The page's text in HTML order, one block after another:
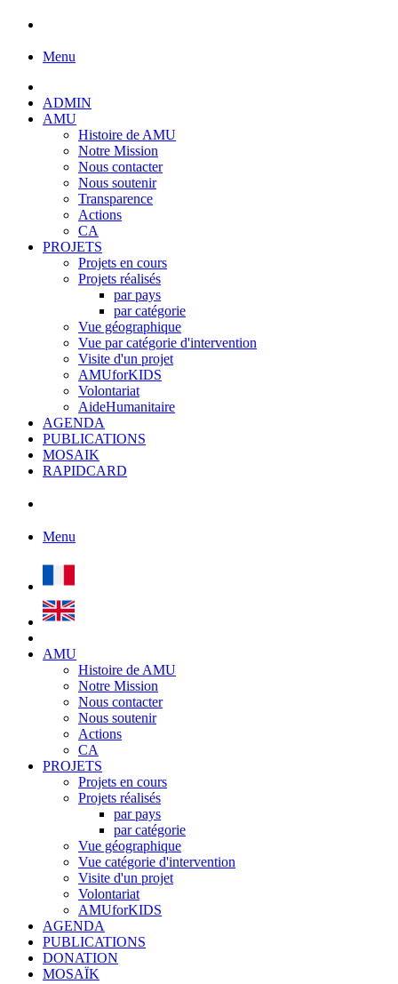
Menu
ADMIN
AMU
Histoire de AMU
Notre Mission
Nous contacter
Nous soutenir
Transparence
Actions
CA
PROJETS
Projets en cours
Projets réalisés
par pays
par catégorie
Vue géographique
Vue par catégorie d'intervention
Visite d'un projet
AMUforKIDS
Volontariat
AideHumanitaire
AGENDA
PUBLICATIONS
MOSAIK
RAPIDCARD
Menu
AMU
Histoire de AMU
Notre Mission
Nous contacter
Nous soutenir
Actions
CA
PROJETS
Projets en cours
Projets réalisés
par pays
par catégorie
Vue géographique
Vue catégorie d'intervention
Visite d'un projet
Volontariat
AMUforKIDS
AGENDA
PUBLICATIONS
DONATION
MOSAÏK